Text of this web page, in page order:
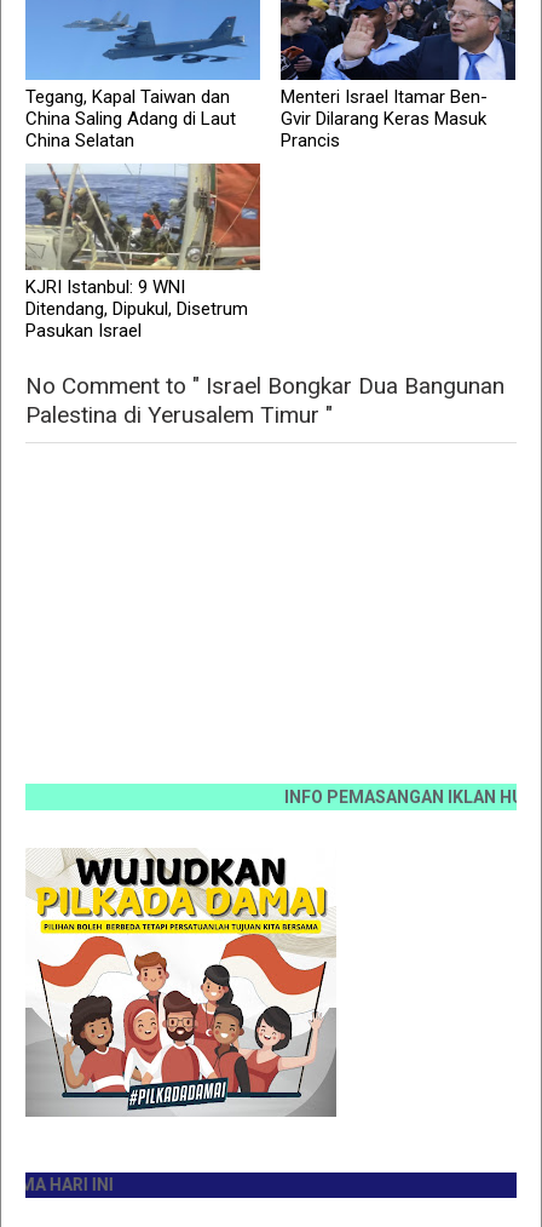
Tegang, Kapal Taiwan dan
China Saling Adang di Laut
China Selatan
Menteri Israel Itamar Ben-
Gvir Dilarang Keras Masuk
Prancis
KJRI Istanbul: 9 WNI
Ditendang, Dipukul, Disetrum
Pasukan Israel
No Comment to " Israel Bongkar Dua Bangunan
Palestina di Yerusalem Timur "
INFO PEMASANGAN IKLAN HUB
HARI INI